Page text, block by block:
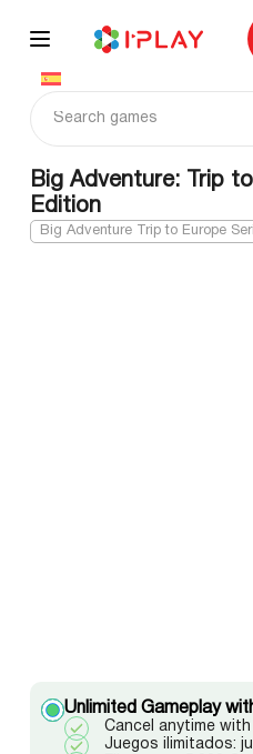
content
Big Adventure: Trip
Edition
Big Adventure Trip to Europe
Unlimited Gameplay
Cancel anytime
Juegos ilimitados: